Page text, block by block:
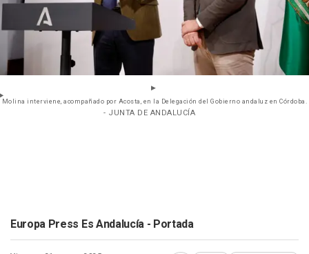
Molina interviene, acompañado por Acosta, en la Delegación del Gobierno andaluz en Córdoba.
- JUNTA DE ANDALUCÍA
Europa Press Es Andalucía - Portada